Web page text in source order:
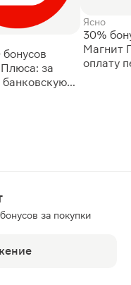
за
Ясно
30%
Магнит
оплату
за покупки